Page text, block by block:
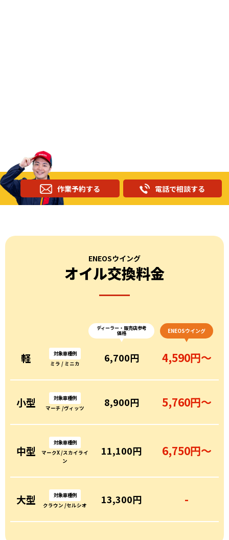
作業予約する 電話で相談する
ENEOSウイング
オイル交換料金
ディーラー・販売店参考
価格 ENEOSウイング
軽
対象車種例
ミラ / ミニカ
6,700円 4,590円〜
小型
対象車種例
マーチ /ヴィッツ
8,900円 5,760円〜
中型
対象車種例
マークX /スカイライ
ン
11,100円 6,750円〜
大型
対象車種例
クラウン /セルシオ
13,300円 -